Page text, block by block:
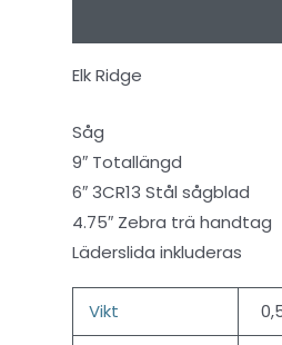
Elk Ridge
Såg
9″ Totallängd
6″ 3CR13 Stål sågblad
4.75″ Zebra trä handtag
Läderslida inkluderas
Vikt